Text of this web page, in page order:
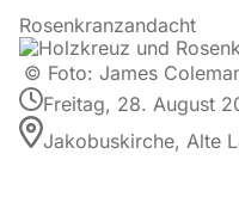
Rosenkranzandacht
© Foto: James
Freitag, 28. August
Jakobuskirche, Alte